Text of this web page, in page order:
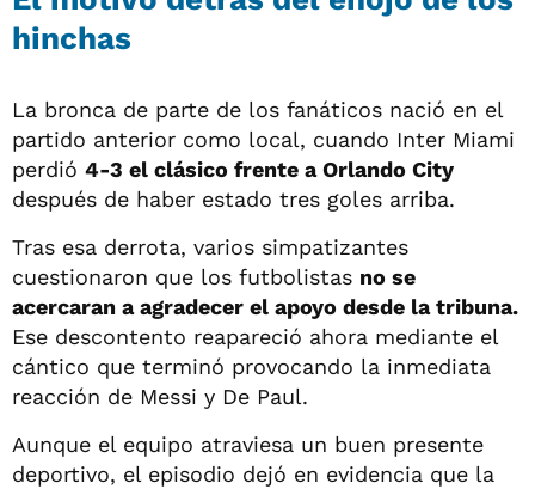
hinchas
La bronca de parte de los fanáticos nació en el
partido anterior como local, cuando Inter Miami
perdió 4-3 el clásico frente a Orlando City
después de haber estado tres goles arriba.
Tras esa derrota, varios simpatizantes
cuestionaron que los futbolistas no se
acercaran a agradecer el apoyo desde la tribuna.
Ese descontento reapareció ahora mediante el
cántico que terminó provocando la inmediata
reacción de Messi y De Paul.
Aunque el equipo atraviesa un buen presente
deportivo, el episodio dejó en evidencia que la